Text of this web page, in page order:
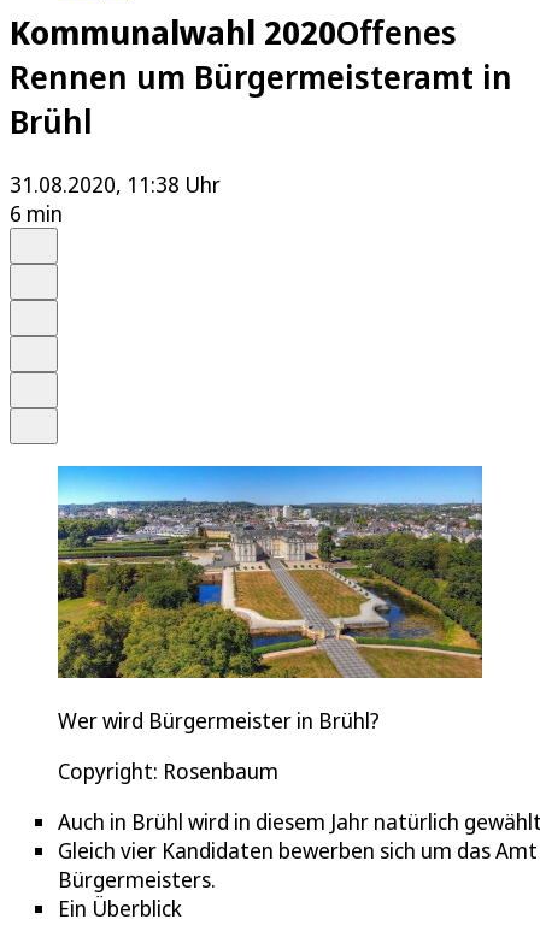
Kommunalwahl 2020Offenes
Rennen um Bürgermeisteramt in
Brühl
31.08.2020, 11:38 Uhr
6 min
Wer wird Bürgermeister in Brühl?
Copyright: Rosenbaum
Auch in Brühl wird in diesem Jahr natürlich
Gleich vier Kandidaten bewerben sich um das
Bürgermeisters.
Ein Überblick